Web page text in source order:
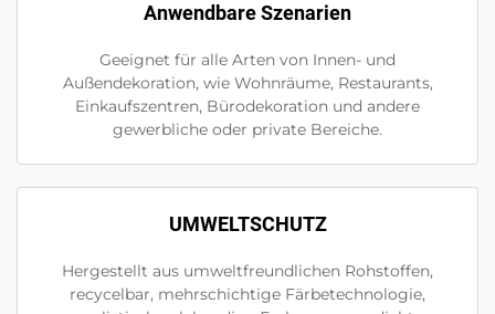
Anwendbare Szenarien
Geeignet für alle Arten von Innen- und
Außendekoration, wie Wohnräume, Restaurants,
Einkaufszentren, Bürodekoration und andere
gewerbliche oder private Bereiche.
UMWELTSCHUTZ
Hergestellt aus umweltfreundlichen Rohstoffen,
recycelbar, mehrschichtige Färbetechnologie,